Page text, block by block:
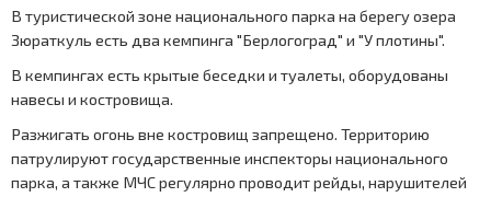
В туристической зоне национального парка на берегу озера
Зюраткуль есть два кемпинга "Берлогоград" и "У плотины".
В кемпингах есть крытые беседки и туалеты, оборудованы
навесы и костровища.
Разжигать огонь вне костровищ запрещено. Территорию
патрулируют государственные инспекторы национального
парка, а также МЧС регулярно проводит рейды, нарушителей